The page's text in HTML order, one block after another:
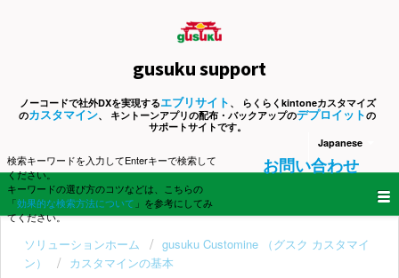
gusuku support
ノーコードで社外DXを実現するエブリサイト 、 らくらくkintoneカスタマイズ
のカスタマイン、 キントーンアプリの配布・バックアップのデプロイットの
サポートサイトです。
Japanese
検索キーワードを入力してEnterキーで検索して
ください。
キーワードの選び方のコツなどは、こちらの
「効果的な検索方法について 」を参考にしてみ
てください。
お問い合わせ
ソリューションホーム
gusuku Customine （グスク カスタマイ
ン）
カスタマインの基本